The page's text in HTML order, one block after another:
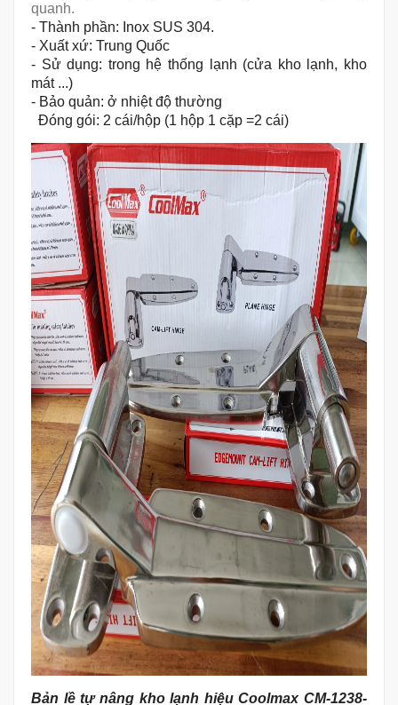
quanh.
- Thành phần: Inox SUS 304.
- Xuất xứ: Trung Quốc
- Sử dụng: trong hệ thống lạnh (cửa kho lạnh, kho
mát ...)
- Bảo quản: ở nhiệt độ thường
Đóng gói: 2 cái/hộp (1 hộp 1 cặp =2 cái)
Bản lề tự nâng kho lạnh hiệu Coolmax CM-1238-